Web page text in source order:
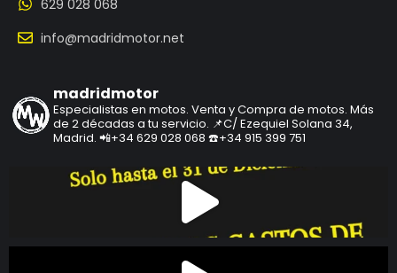
629 028 068
info@madridmotor.net
madridmotor
Especialistas en motos. Venta y Compra de motos. Más
de 2 décadas a tu servicio. 📌C/ Ezequiel Solana 34,
Madrid. 📲+34 629 028 068 ☎️+34 915 399 751